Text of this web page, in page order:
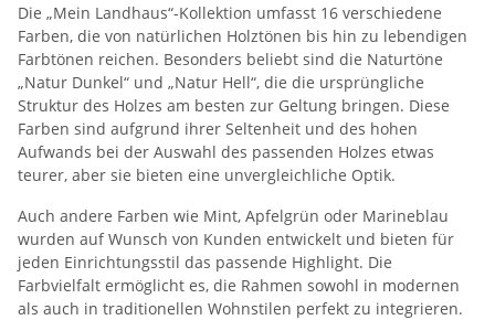
Die „Mein Landhaus“-Kollektion umfasst 16 verschiedene
Farben, die von natürlichen Holztönen bis hin zu lebendigen
Farbtönen reichen. Besonders beliebt sind die Naturtöne
„Natur Dunkel“ und „Natur Hell“, die die ursprüngliche
Struktur des Holzes am besten zur Geltung bringen. Diese
Farben sind aufgrund ihrer Seltenheit und des hohen
Aufwands bei der Auswahl des passenden Holzes etwas
teurer, aber sie bieten eine unvergleichliche Optik.
Auch andere Farben wie Mint, Apfelgrün oder Marineblau
wurden auf Wunsch von Kunden entwickelt und bieten für
jeden Einrichtungsstil das passende Highlight. Die
Farbvielfalt ermöglicht es, die Rahmen sowohl in modernen
als auch in traditionellen Wohnstilen perfekt zu integrieren.